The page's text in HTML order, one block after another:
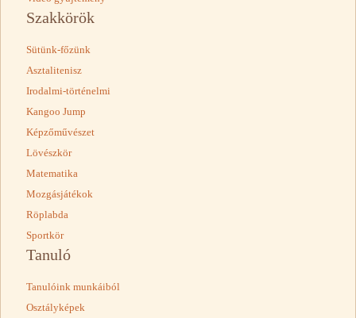
Szakkörök
Sütünk-főzünk
Asztalitenisz
Irodalmi-történelmi
Kangoo Jump
Képzőművészet
Lövészkör
Matematika
Mozgásjátékok
Röplabda
Sportkör
Tanuló
Tanulóink munkáiból
Osztályképek